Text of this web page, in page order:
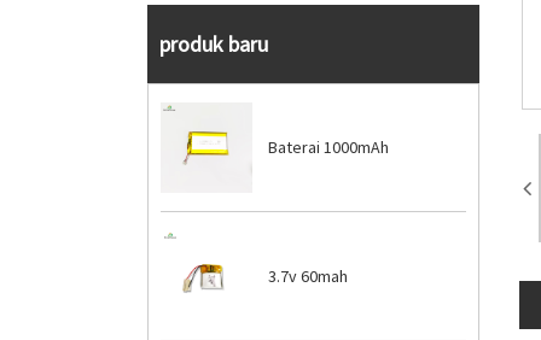
produk baru
Baterai 1000mAh
3.7v 60mah